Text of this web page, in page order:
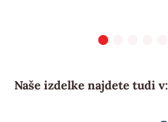
Naše izdelke najdete tudi v: